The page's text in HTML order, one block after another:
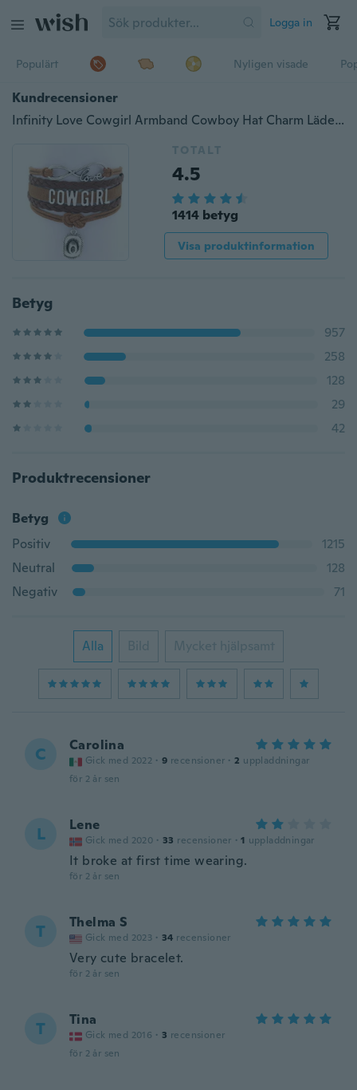
Logga in
Populärt Nyligen visade
Kundrecensioner
Infinity Love Cowgirl Armband Cowboy Hat Charm Läder Braid Wrap Armband Armband för kvinnorsmycken
TOTALT
4.5
1414 betyg
Visa produktinformation
Betyg
957
258
128
29
42
Produktrecensioner
Betyg
Positiv
1215
Neutral
128
Negativ
71
Alla Bild Mycket hjälpsamt
C Carolina
Gick med 2022 · 9 recensioner · 2 uppladdningar
för 2 år sen
L Lene
Gick med 2020 · 33 recensioner · 1 uppladdningar
It broke at first time wearing.
för 2 år sen
T Thelma S
Gick med 2023 · 34 recensioner
Very cute bracelet.
för 2 år sen
T Tina
Gick med 2016 · 3 recensioner
för 2 år sen